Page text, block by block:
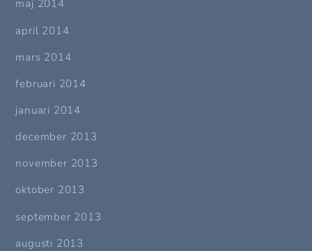
maj 2014
april 2014
mars 2014
februari 2014
januari 2014
december 2013
november 2013
oktober 2013
september 2013
augusti 2013